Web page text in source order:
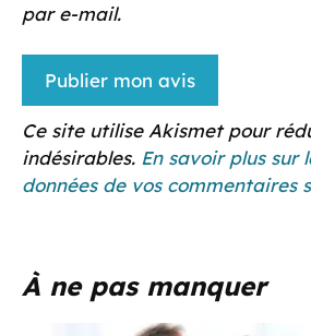
par e-mail.
Ce site utilise Akismet pour
indésirables. En savoir plus sur
données de vos commentaires
À ne pas manquer